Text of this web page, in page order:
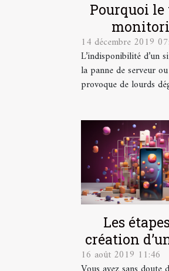
Pourquoi le
14 décembre 2019
L’indisponibilité d’un
la panne de serveur
provoque de lourds
Les
création
16 août 2019 11:46